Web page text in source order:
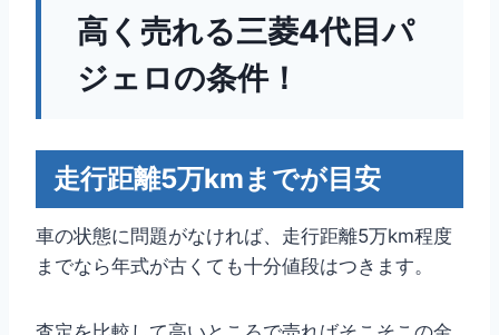
高く売れる三菱4代目パ
ジェロの条件！
走行距離5万kmまでが目安
車の状態に問題がなければ、走行距離5万km程度
までなら年式が古くても十分値段はつきます。